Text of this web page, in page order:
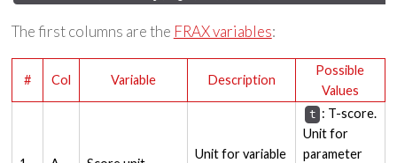
The first columns are the FRAX variables:
# Col Variable Description
Possible
Values
Unit for variable
t : T-score.
Unit for
parameter